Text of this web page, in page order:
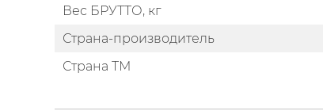
Вес БРУТТО, кг
Страна-производитель
Страна ТМ